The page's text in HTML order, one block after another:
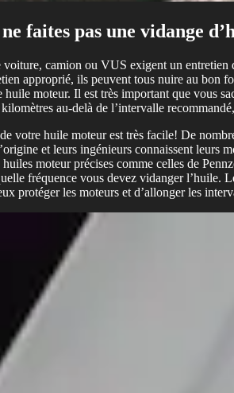
faites pas une vidange
camion ou VUS exigent un
approprié, ils peuvent tous nuire au bon
huile moteur. Il est très important que vous
au-delà de l’intervalle
votre huile moteur est très facile! De
et leurs ingénieurs connaissent
moteur précises comme celles de
fréquence vous devez vidanger l’huile.
protéger les moteurs et d’allonger les